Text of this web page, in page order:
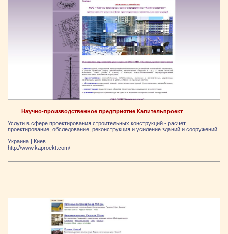
Научно-производственное предприятие Капительпроект
Услуги в сфере проектирования строительных конструкций - расчет,
проектирование, обследование, реконструкция и усиление зданий и сооружений.
Украина
Киев
http://www.kaproekt.com/